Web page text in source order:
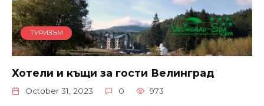
ТУРИЗЪМ
Хотели и къщи за гости Велинград
October 31, 2023 0 973